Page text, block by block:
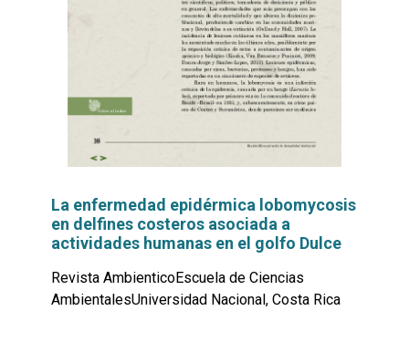
La enfermedad epidérmica lobomycosis
en delfines costeros asociada a
actividades humanas en el golfo Dulce
Revista AmbienticoEscuela de Ciencias
AmbientalesUniversidad Nacional, Costa Rica